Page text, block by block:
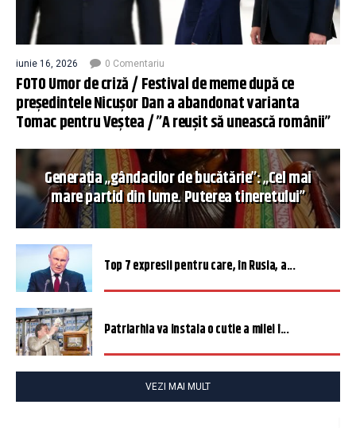
iunie 16, 2026 0 Comentariu
FOTO Umor de criză / Festival de meme după ce
președintele Nicușor Dan a abandonat varianta
Tomac pentru Veștea / ”A reușit să unească românii”
Generația „gândacilor de bucătărie”: „Cel mai
mare partid din lume. Puterea tineretului”
Top 7 expresii pentru care, în Rusia, a...
Patriarhia va instala o cutie a milei î...
VEZI MAI MULT